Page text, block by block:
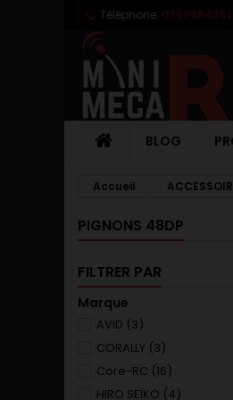
Téléphone: 0767964351
BLOG
Accueil
PIGNONS 48DP
FILTRER PAR
Marque
AVID (3)
CORALLY (3)
Core-RC (16)
HIRO SEIKO (4)